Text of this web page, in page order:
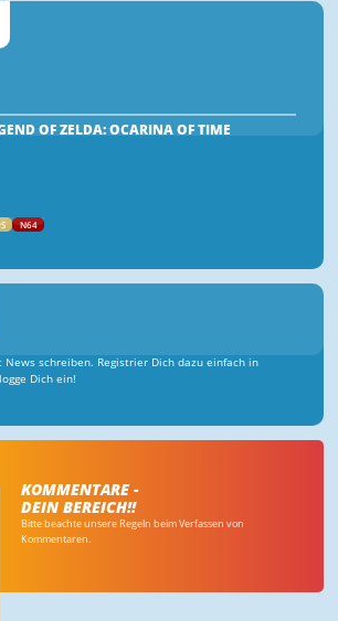
OF ZELDA: OCARINA OF TIME
N64
News schreiben. Registrier Dich dazu einfach in
Dich ein!
KOMMENTARE -
DEIN BEREICH!!
Bitte beachte unsere Regeln beim Verfassen von
Kommentaren.